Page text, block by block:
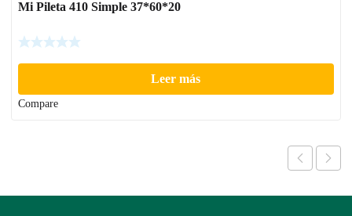
Mi Pileta 410 Simple 37*60*20
Leer más
Compare